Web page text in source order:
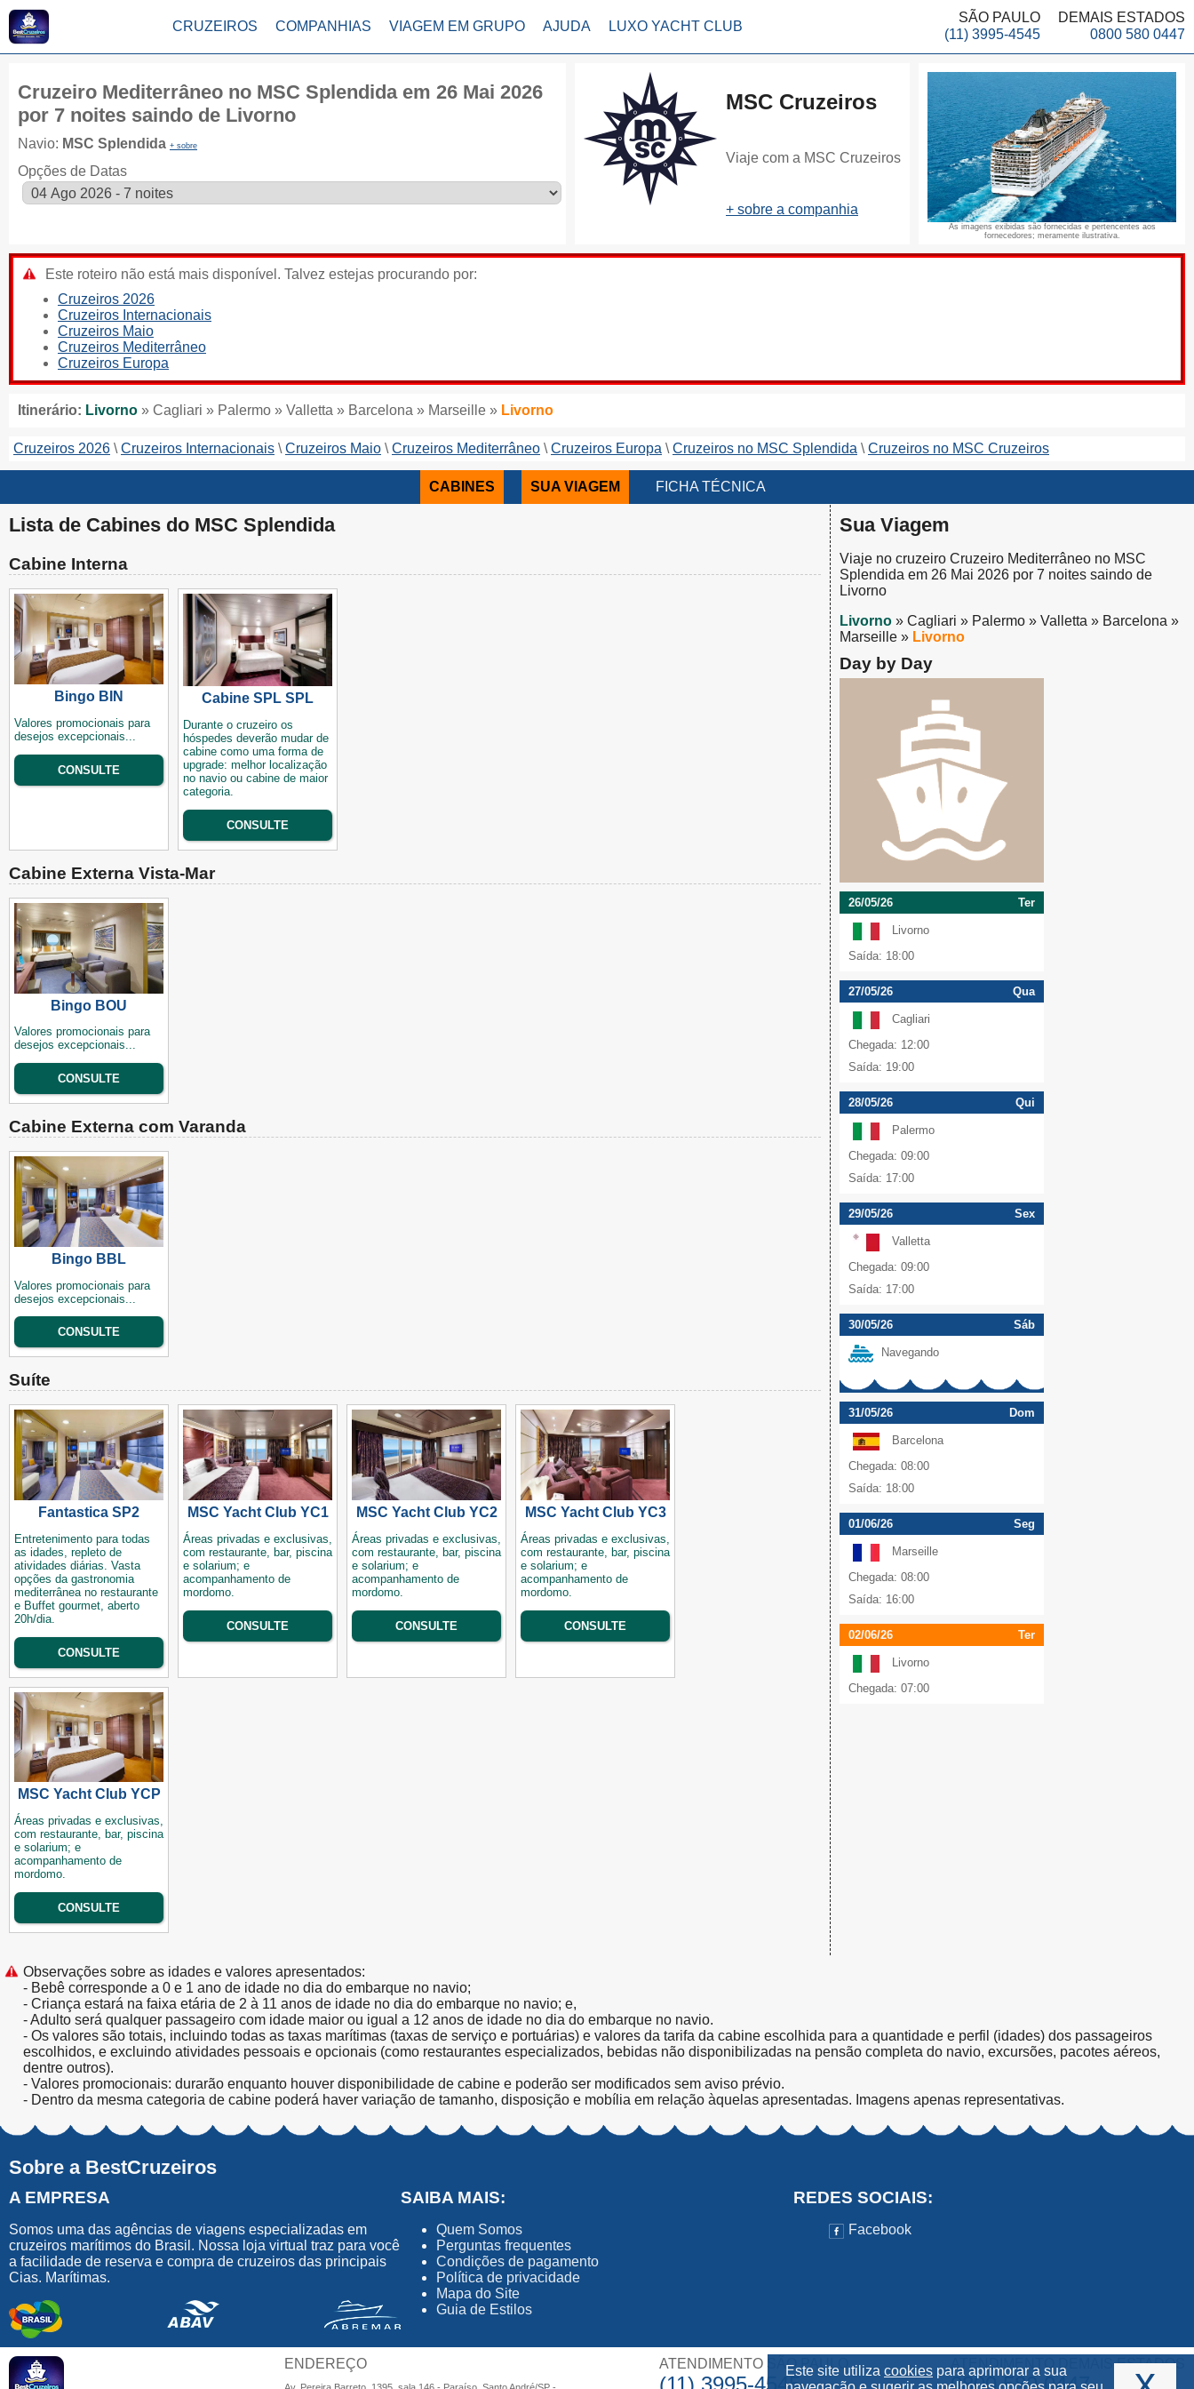
DEMAIS ESTADOS
0800 580 0447
SÃO PAULO
(11) 3995-4545
CRUZEIROS COMPANHIAS VIAGEM EM GRUPO AJUDA LUXO YACHT CLUB
Cruzeiro Mediterrâneo no MSC Splendida em 26 Mai 2026
por 7 noites saindo de Livorno
Navio: MSC Splendida + sobre
Opções de Datas
MSC Cruzeiros
Viaje com a MSC Cruzeiros
+ sobre a companhia
As imagens exibidas são fornecidas e pertencentes aos
fornecedores; meramente ilustrativa.
Este roteiro não está mais disponível. Talvez estejas procurando por:
Cruzeiros 2026
Cruzeiros Internacionais
Cruzeiros Maio
Cruzeiros Mediterrâneo
Cruzeiros Europa
Itinerário: Livorno » Cagliari » Palermo » Valletta » Barcelona » Marseille » Livorno
Cruzeiros 2026 Cruzeiros Internacionais Cruzeiros Maio Cruzeiros Mediterrâneo Cruzeiros Europa Cruzeiros no MSC Splendida Cruzeiros no MSC Cruzeiros
CABINES SUA VIAGEM FICHA TÉCNICA
Lista de Cabines do MSC Splendida
Cabine Interna
Bingo BIN
Valores promocionais para
desejos excepcionais...
CONSULTE
Cabine SPL SPL
Durante o cruzeiro os
hóspedes deverão mudar de
cabine como uma forma de
upgrade: melhor localização
no navio ou cabine de maior
categoria.
CONSULTE
Cabine Externa Vista-Mar
Bingo BOU
Valores promocionais para
desejos excepcionais...
CONSULTE
Cabine Externa com Varanda
Bingo BBL
Valores promocionais para
desejos excepcionais...
CONSULTE
Suíte
Fantastica SP2
Entretenimento para todas
as idades, repleto de
atividades diárias. Vasta
opções da gastronomia
mediterrânea no restaurante
e Buffet gourmet, aberto
20h/dia.
CONSULTE
MSC Yacht Club YC1
Áreas privadas e exclusivas,
com restaurante, bar, piscina
e solarium; e
acompanhamento de
mordomo.
CONSULTE
MSC Yacht Club YC2
Áreas privadas e exclusivas,
com restaurante, bar, piscina
e solarium; e
acompanhamento de
mordomo.
CONSULTE
MSC Yacht Club YC3
Áreas privadas e exclusivas,
com restaurante, bar, piscina
e solarium; e
acompanhamento de
mordomo.
CONSULTE
MSC Yacht Club YCP
Áreas privadas e exclusivas,
com restaurante, bar, piscina
e solarium; e
acompanhamento de
mordomo.
CONSULTE
Sua Viagem
Viaje no cruzeiro Cruzeiro Mediterrâneo no MSC
Splendida em 26 Mai 2026 por 7 noites saindo de
Livorno
Livorno » Cagliari » Palermo » Valletta » Barcelona »
Marseille » Livorno
Day by Day
26/05/26 Ter
Livorno
Saída: 18:00
27/05/26 Qua
Cagliari
Chegada: 12:00
Saída: 19:00
28/05/26 Qui
Palermo
Chegada: 09:00
Saída: 17:00
29/05/26 Sex
Valletta
Chegada: 09:00
Saída: 17:00
30/05/26 Sáb
Navegando
31/05/26 Dom
Barcelona
Chegada: 08:00
Saída: 18:00
01/06/26 Seg
Marseille
Chegada: 08:00
Saída: 16:00
02/06/26 Ter
Livorno
Chegada: 07:00
Observações sobre as idades e valores apresentados:
- Bebê corresponde a 0 e 1 ano de idade no dia do embarque no navio;
- Criança estará na faixa etária de 2 à 11 anos de idade no dia do embarque no navio; e,
- Adulto será qualquer passageiro com idade maior ou igual a 12 anos de idade no dia do embarque no navio.
- Os valores são totais, incluindo todas as taxas marítimas (taxas de serviço e portuárias) e valores da tarifa da cabine escolhida para a quantidade e perfil (idades) dos passageiros
escolhidos, e excluindo atividades pessoais e opcionais (como restaurantes especializados, bebidas não disponibilizadas na pensão completa do navio, excursões, pacotes aéreos,
dentre outros).
- Valores promocionais: durarão enquanto houver disponibilidade de cabine e poderão ser modificados sem aviso prévio.
- Dentro da mesma categoria de cabine poderá haver variação de tamanho, disposição e mobília em relação àquelas apresentadas. Imagens apenas representativas.
Sobre a BestCruzeiros
A EMPRESA
Somos uma das agências de viagens especializadas em
cruzeiros marítimos do Brasil. Nossa loja virtual traz para você
a facilidade de reserva e compra de cruzeiros das principais
Cias. Marítimas.
SAIBA MAIS:
Quem Somos
Perguntas frequentes
Condições de pagamento
Política de privacidade
Mapa do Site
Guia de Estilos
REDES SOCIAIS:
Facebook
ENDEREÇO
Av. Pereira Barreto, 1395, sala 146 - Paraíso, Santo André/SP -
ATENDIMENTO SÃO PAULO
(11) 3995-4545
ATENDIMENTO DEMAIS ESTADOS
0800 580 0447
Este site utiliza cookies para aprimorar a sua